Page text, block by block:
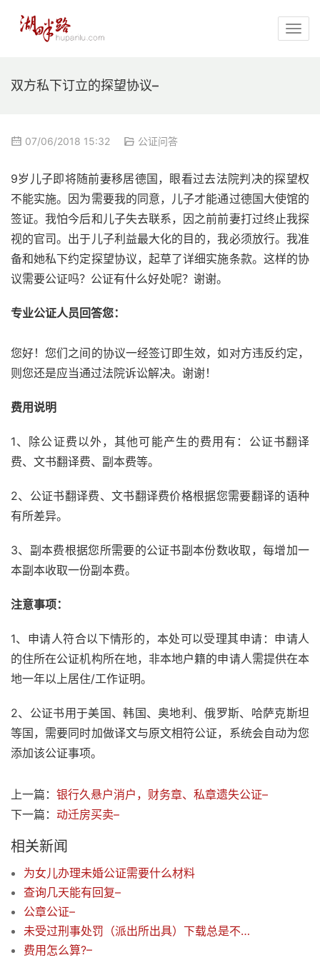
双方私下订立的探望协议–
07/06/2018 15:32 公证问答
9岁儿子即将随前妻移居德国，眼看过去法院判决的探望权
不能实施。因为需要我的同意，儿子才能通过德国大使馆的
签证。我怕今后和儿子失去联系，因之前前妻打过终止我探
视的官司。出于儿子利益最大化的目的，我必须放行。我准
备和她私下约定探望协议，起草了详细实施条款。这样的协
议需要公证吗？公证有什么好处呢？谢谢。
专业公证人员回答您：
您好！您们之间的协议一经签订即生效，如对方违反约定，
则您还是应当通过法院诉讼解决。谢谢！
费用说明
1、除公证费以外，其他可能产生的费用有：公证书翻译
费、文书翻译费、副本费等。
2、公证书翻译费、文书翻译费价格根据您需要翻译的语种
有所差异。
3、副本费根据您所需要的公证书副本份数收取，每增加一
本副本收取一份副本费。
注意事项：
1、申请人符合以下情形的，本处可以受理其申请：申请人
的住所在公证机构所在地，非本地户籍的申请人需提供在本
地一年以上居住/工作证明。
2、公证书用于美国、韩国、奥地利、俄罗斯、哈萨克斯坦
等国，需要同时加做译文与原文相符公证，系统会自动为您
添加该公证事项。
上一篇： 银行久悬户消户，财务章、私章遗失公证–
下一篇： 动迁房买卖–
相关新闻
为女儿办理未婚公证需要什么材料
查询几天能有回复–
公章公证–
未受过刑事处罚（派出所出具）下载总是不成功，图片只显示一部分–
费用怎么算?–